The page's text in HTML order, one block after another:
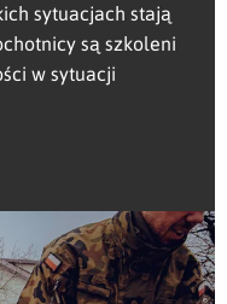
sytuacjach stają
są szkoleni
w sytuacji